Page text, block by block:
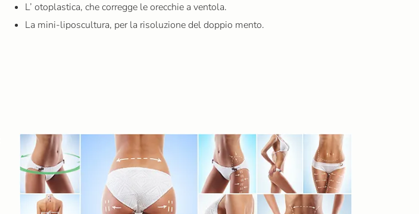
L’ otoplastica, che corregge le orecchie a ventola.
La mini-liposcultura, per la risoluzione del doppio mento.